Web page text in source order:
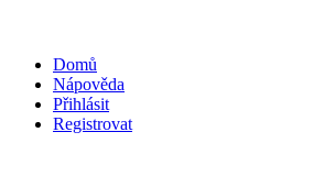
Domů
Nápověda
Přihlásit
Registrovat